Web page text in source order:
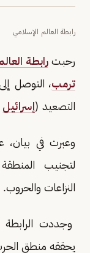
رابطة العالم الإسلامي
رحبترابطة
ترمب، التوصل
التصعيد (إسرائيل
وعبرت في بيان،
لتجنيب
النزاعات والحروب.
وجددت الرابطة
يحققه منطق